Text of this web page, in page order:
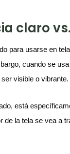
claro
para usarse en
cuando se
visible o vibrante.
está
de la tela se vea a